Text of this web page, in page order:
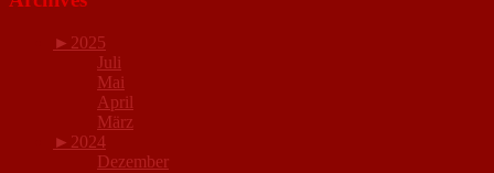
► 2025
Juli
Mai
April
März
► 2024
Dezember